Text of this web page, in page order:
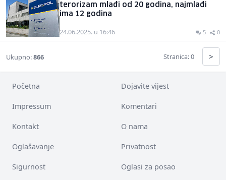
terorizam mlađi od 20 godina, najmlađi
ima 12 godina
24.06.2025. u 16:46 5 0
Ukupno:866 Stranica: 0 >
Početna Dojavite vijest
Impressum Komentari
Kontakt O nama
Oglašavanje Privatnost
Sigurnost Oglasi za posao